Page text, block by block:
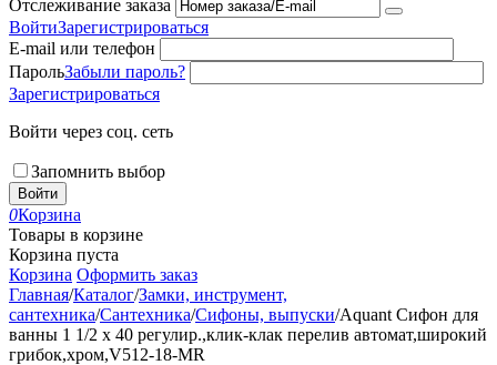
Отслеживание заказа
ВойтиЗарегистрироваться
E-mail или телефон
ПарольЗабыли пароль?
Зарегистрироваться
Войти через соц. сеть
Запомнить выбор
Войти
0Корзина
Товары в корзине
Корзина пуста
Корзина Оформить заказ
Главная/Каталог/Замки, инструмент,
сантехника/Сантехника/Сифоны, выпуски/Aquant Сифон для
ванны 1 1/2 х 40 регулир.,клик-клак перелив автомат,широкий
грибок,хром,V512-18-MR